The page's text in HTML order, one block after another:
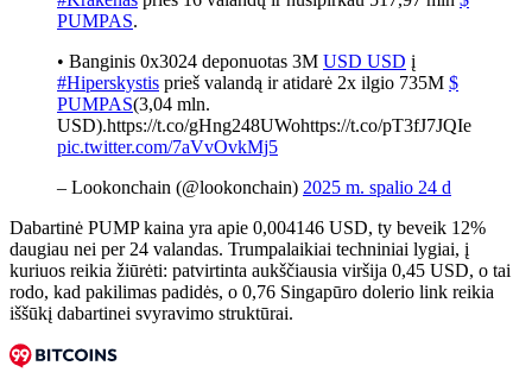
PUMPAS.
• Banginis 0x3024 deponuotas 3M USD USD į
#Hiperskystis prieš valandą ir atidarė 2x ilgio 735M $
PUMPAS(3,04 mln.
USD).https://t.co/gHng248UWohttps://t.co/pT3fJ7JQIe
pic.twitter.com/7aVvOvkMj5
– Lookonchain (@lookonchain) 2025 m. spalio 24 d
Dabartinė PUMP kaina yra apie 0,004146 USD, ty beveik 12%
daugiau nei per 24 valandas. Trumpalaikiai techniniai lygiai, į
kuriuos reikia žiūrėti: patvirtinta aukščiausia viršija 0,45 USD, o tai
rodo, kad pakilimas padidės, o 0,76 Singapūro dolerio link reikia
iššūkį dabartinei svyravimo struktūrai.